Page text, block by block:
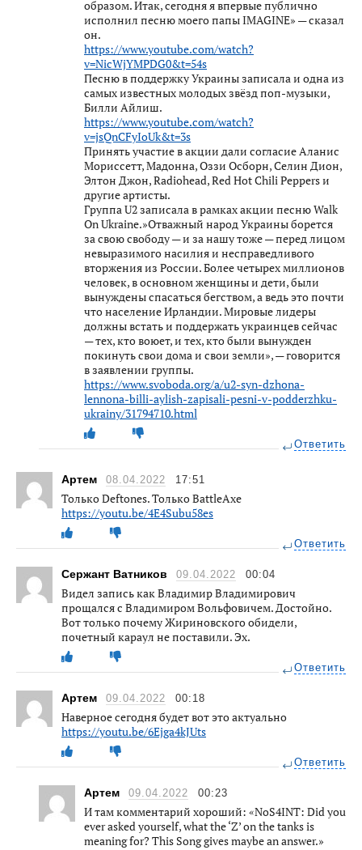
образом. Итак, сегодня я впервые публично
исполнил песню моего папы IMAGINE» — сказал
он.
https://www.youtube.com/watch?
v=NicWjYMPDG0&t=54s
Песню в поддержку Украины записала и одна из
самых известных молодых звёзд поп-музыки,
Билли Айлиш.
https://www.youtube.com/watch?
v=jsQnCFyIoUk&t=3s
Принять участие в акции дали согласие Аланис
Мориссетт, Мадонна, Оззи Осборн, Селин Дион,
Элтон Джон, Radiohead, Red Hot Chili Peppers и
другие артисты.
Группа U2 записала в рамках акции песню Walk
On Ukraine.»Отважный народ Украины борется
за свою свободу — и за нашу тоже — перед лицом
невыразимого насилия и несправедливого
вторжения из России. Более четырех миллионов
человек, в основном женщины и дети, были
вынуждены спасаться бегством, а ведь это почти
что население Ирландии. Мировые лидеры
должны встать и поддержать украинцев сейчас
— тех, кто воюет, и тех, кто были вынужден
покинуть свои дома и свои земли», — говорится
в заявлении группы.
https://www.svoboda.org/a/u2-syn-dzhona-
lennona-billi-aylish-zapisali-pesni-v-podderzhku-
ukrainy/31794710.html
Ответить
Артем 08.04.2022 17:51
Только Deftones. Только BattleAxe
https://youtu.be/4E4Subu58es
Ответить
Сержант Ватников 09.04.2022 00:04
Видел запись как Владимир Владимирович
прощался с Владимиром Вольфовичем. Достойно.
Вот только почему Жириновского обидели,
почетный караул не поставили. Эх.
Ответить
Артем 09.04.2022 00:18
Наверное сегодня будет вот это актуально
https://youtu.be/6Ejga4kJUts
Ответить
Артем 09.04.2022 00:23
И там комментарий хороший: «NoS4INT: Did you
ever asked yourself, what the ‘Z’ on the tanks is
meaning for? This Song gives maybe an answer.»